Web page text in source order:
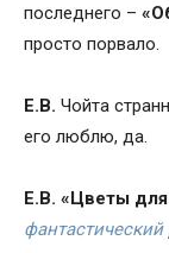
последнего –
просто порвало.
Е.В. Чойта
его люблю, да.
Е.В. «Цветы
фантастический